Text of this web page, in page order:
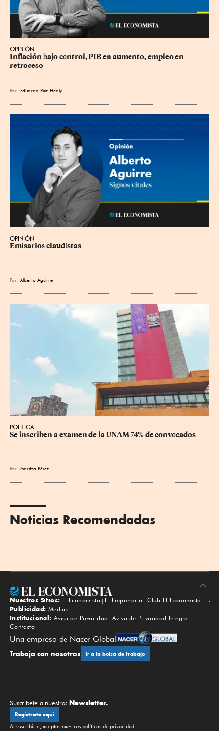
OPINIÓN
Inflación bajo control, PIB en aumento, empleo en
retroceso
Por Eduardo Ruiz-Healy
OPINIÓN
Emisarios claudistas
Por Alberto Aguirre
POLÍTICA
Se inscriben a examen de la UNAM 74% de convocados
Por Maritza Pérez
Noticias Recomendadas
Subir
Nuestros Sitios: El Economista El Empresario
Club El Economista
Publicidad: Mediakit
Institucional: Aviso de Privacidad
Aviso de Privacidad Integral
Contacto
Una empresa de Nacer Global
Trabaja con nosotros Ir a la bolsa de trabajo
Suscríbete a nuestros Newsletter.
Regístrate aquí
Al suscribirte, aceptas nuestras políticas de privacidad.